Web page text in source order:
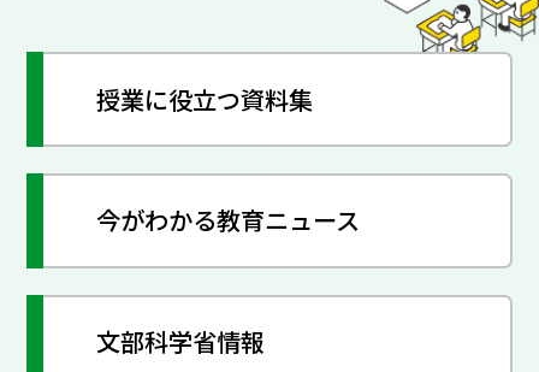
授業に役立つ資料集
今がわかる教育ニュース
文部科学省情報